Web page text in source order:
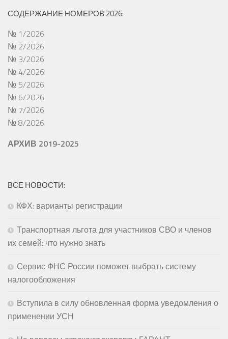
СОДЕРЖАНИЕ НОМЕРОВ 2026:
№ 1/2026
№ 2/2026
№ 3/2026
№ 4/2026
№ 5/2026
№ 6/2026
№ 7/2026
№ 8/2026
АРХИВ 2019-2025
ВСЕ НОВОСТИ:
КФХ: варианты регистрации
Транспортная льгота для участников СВО и членов
их семей: что нужно знать
Сервис ФНС России поможет выбрать систему
налогообложения
Вступила в силу обновленная форма уведомления о
применении УСН